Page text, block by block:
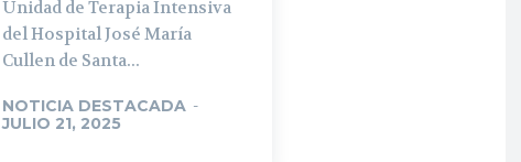
Unidad de Terapia Intensiva
del Hospital José María
Cullen de Santa...
NOTICIA DESTACADA -
JULIO 21, 2025